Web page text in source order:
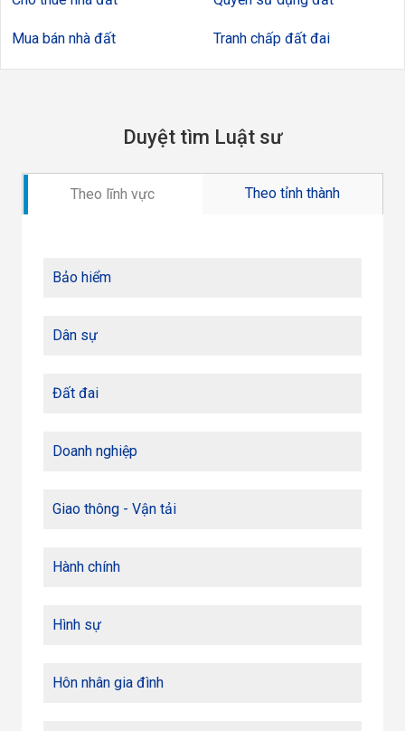
Mua bán nhà đất Tranh chấp đất đai
Duyệt tìm Luật sư
Theo lĩnh vực Theo tỉnh thành
Bảo hiểm
Dân sự
Đất đai
Doanh nghiệp
Giao thông - Vận tải
Hành chính
Hình sự
Hôn nhân gia đình